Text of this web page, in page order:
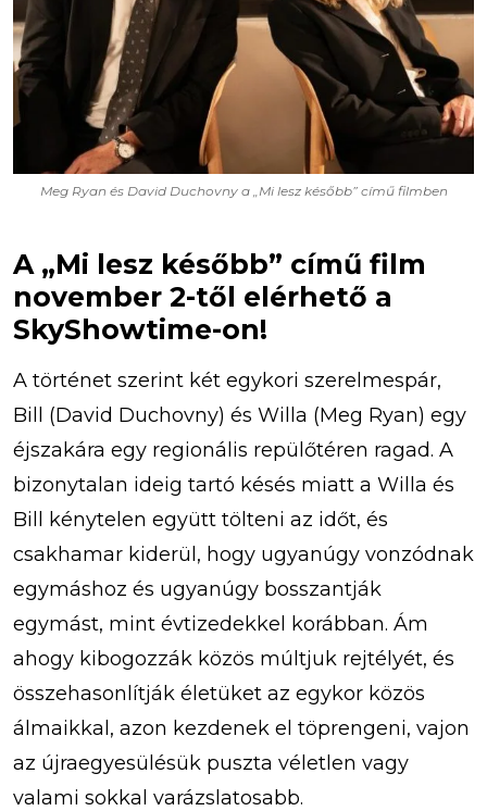
Meg Ryan és David Duchovny a „Mi lesz később” című filmben
A „Mi lesz később” című film
november 2-től elérhető a
SkyShowtime-on!
A történet szerint két egykori szerelmespár,
Bill (David Duchovny) és Willa (Meg Ryan) egy
éjszakára egy regionális repülőtéren ragad. A
bizonytalan ideig tartó késés miatt a Willa és
Bill kénytelen együtt tölteni az időt, és
csakhamar kiderül, hogy ugyanúgy vonzódnak
egymáshoz és ugyanúgy bosszantják
egymást, mint évtizedekkel korábban. Ám
ahogy kibogozzák közös múltjuk rejtélyét, és
összehasonlítják életüket az egykor közös
álmaikkal, azon kezdenek el töprengeni, vajon
az újraegyesülésük puszta véletlen vagy
valami sokkal varázslatosabb.